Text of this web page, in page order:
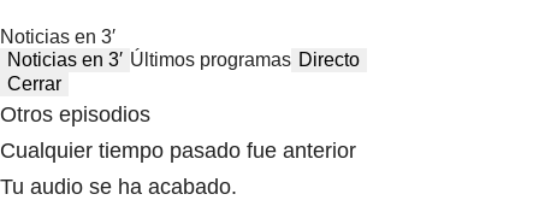
Noticias en 3′
Noticias en 3′ Últimos programas Directo
Cerrar
Otros episodios
Cualquier tiempo pasado fue anterior
Tu audio se ha acabado.